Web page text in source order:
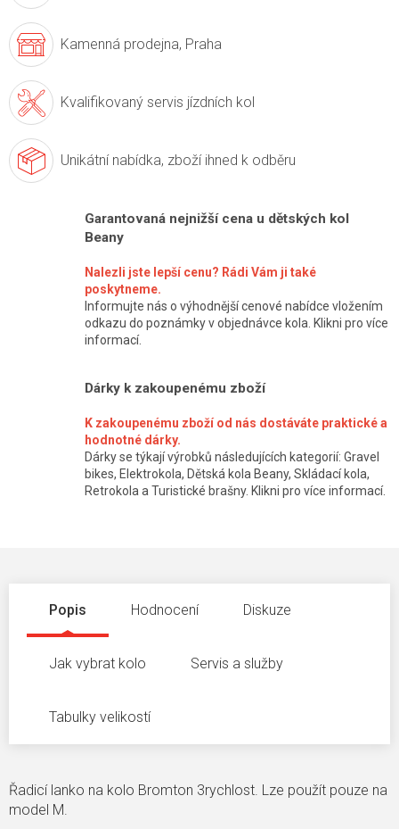
Kamenná prodejna, Praha
Kvalifikovaný servis jízdních kol
Unikátní nabídka, zboží ihned k odběru
Garantovaná nejnižší cena u dětských kol
Beany
Nalezli jste lepší cenu? Rádi Vám ji také
poskytneme.
Informujte nás o výhodnější cenové nabídce vložením
odkazu do poznámky v objednávce kola. Klikni pro více
informací.
Dárky k zakoupenému zboží
K zakoupenému zboží od nás dostáváte praktické a
hodnotné dárky.
Dárky se týkají výrobků následujících kategorií: Gravel
bikes, Elektrokola, Dětská kola Beany, Skládací kola,
Retrokola a Turistické brašny. Klikni pro více informací.
Popis Hodnocení Diskuze
Jak vybrat kolo Servis a služby
Tabulky velikostí
Řadicí lanko na kolo Bromton 3rychlost. Lze použít pouze na
model M.